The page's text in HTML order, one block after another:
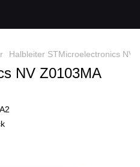
Halbleiter STMicroelectronics NV
NV Z0103MA